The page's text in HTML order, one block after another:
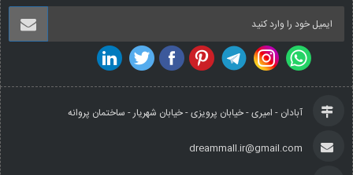
آبادان - امیری - خیابان پرویزی - خیابان شهریار - ساختمان پروانه
dreammall.ir@gmail.com